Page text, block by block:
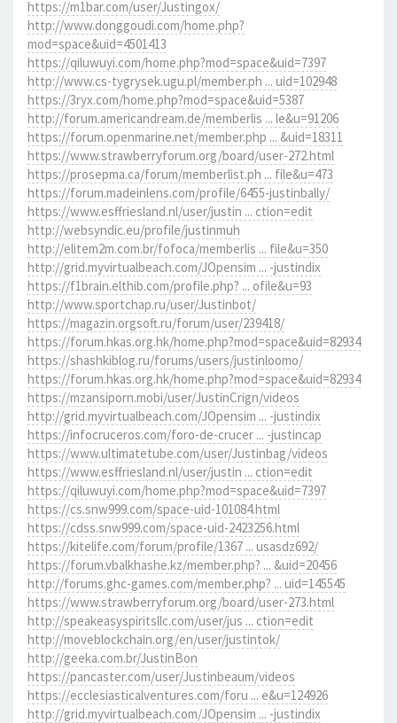
https://m1bar.com/user/Justingox/
http://www.donggoudi.com/home.php?
mod=space&uid=4501413
https://qiluwuyi.com/home.php?mod=space&uid=7397
http://www.cs-tygrysek.ugu.pl/member.ph ... uid=102948
https://3ryx.com/home.php?mod=space&uid=5387
http://forum.americandream.de/memberlis ... le&u=91206
https://forum.openmarine.net/member.php ... &uid=18311
https://www.strawberryforum.org/board/user-272.html
https://prosepma.ca/forum/memberlist.ph ... file&u=473
https://forum.madeinlens.com/profile/6455-justinbally/
https://www.esffriesland.nl/user/justin ... ction=edit
http://websyndic.eu/profile/justinmuh
http://elitem2m.com.br/fofoca/memberlis ... file&u=350
http://grid.myvirtualbeach.com/JOpensim ... -justindix
https://f1brain.elthib.com/profile.php? ... ofile&u=93
http://www.sportchap.ru/user/Justinbot/
https://magazin.orgsoft.ru/forum/user/239418/
https://forum.hkas.org.hk/home.php?mod=space&uid=82934
https://shashkiblog.ru/forums/users/justinloomo/
https://forum.hkas.org.hk/home.php?mod=space&uid=82934
https://mzansiporn.mobi/user/JustinCrign/videos
http://grid.myvirtualbeach.com/JOpensim ... -justindix
https://infocruceros.com/foro-de-crucer ... -justincap
https://www.ultimatetube.com/user/Justinbag/videos
https://www.esffriesland.nl/user/justin ... ction=edit
https://qiluwuyi.com/home.php?mod=space&uid=7397
https://cs.snw999.com/space-uid-101084.html
https://cdss.snw999.com/space-uid-2423256.html
https://kitelife.com/forum/profile/1367 ... usasdz692/
https://forum.vbalkhashe.kz/member.php? ... &uid=20456
http://forums.ghc-games.com/member.php? ... uid=145545
https://www.strawberryforum.org/board/user-273.html
http://speakeasyspiritsllc.com/user/jus ... ction=edit
http://moveblockchain.org/en/user/justintok/
http://geeka.com.br/JustinBon
https://pancaster.com/user/Justinbeaum/videos
https://ecclesiasticalventures.com/foru ... e&u=124926
http://grid.myvirtualbeach.com/JOpensim ... -justindix